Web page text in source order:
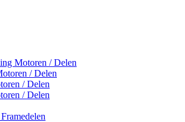
Motoren / Delen
/ Delen
/ Delen
/ Delen